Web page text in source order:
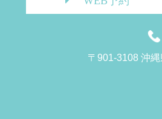
〒901-3108 沖